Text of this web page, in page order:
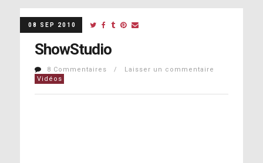
08 SEP 2010
ShowStudio
8 Commentaires / Laisser un commentaire
Vidéos